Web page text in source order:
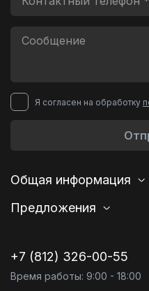
Я согласен на обработку
Общая информация
Предложения
+7 (812) 326-00-55
Время работы: 9:00 - 18:00